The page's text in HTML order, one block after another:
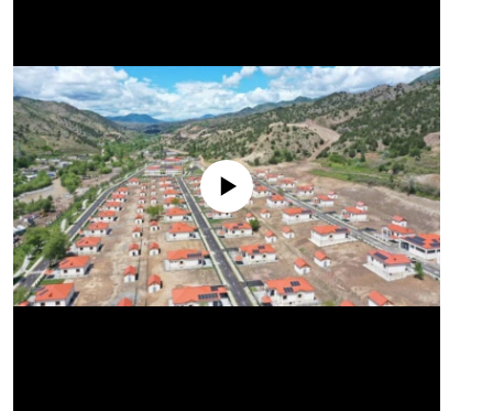
No media source currently available